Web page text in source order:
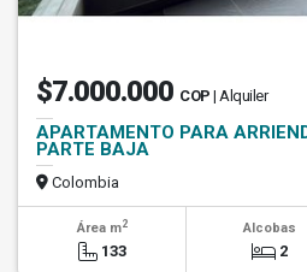
$7.000.000 COP | Alquiler
APARTAMENTO PARA
PARTE BAJA
Colombia
Área m2
133
Alcobas
2